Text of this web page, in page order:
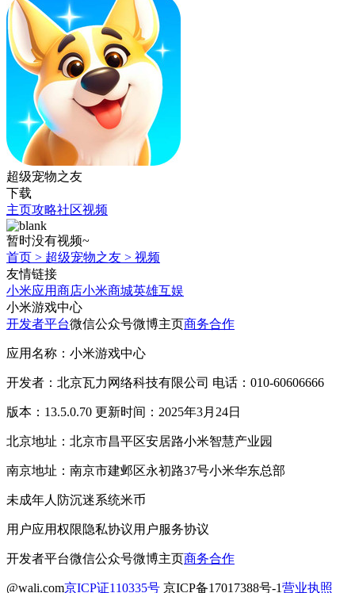
超级宠物之友
下载
主页攻略社区视频
暂时没有视频~
首页 > 超级宠物之友 > 视频
友情链接
小米应用商店小米商城英雄互娱
小米游戏中心
开发者平台微信公众号微博主页商务合作
应用名称：小米游戏中心
开发者：北京瓦力网络科技有限公司 电话：010-60606666
版本：13.5.0.70 更新时间：2025年3月24日
北京地址：北京市昌平区安居路小米智慧产业园
南京地址：南京市建邺区永初路37号小米华东总部
未成年人防沉迷系统米币
用户应用权限隐私协议用户服务协议
开发者平台微信公众号微博主页商务合作
@wali.com京ICP证110335号 京ICP备17017388号-1营业执照